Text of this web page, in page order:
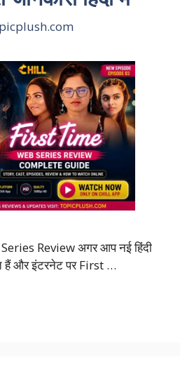
Review अगर आप नई हिंदी
हैं और इंटरनेट पर First …